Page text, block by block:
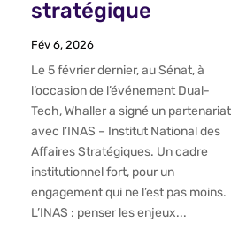
stratégique
Fév 6, 2026
Le 5 février dernier, au Sénat, à
l’occasion de l’événement Dual-
Tech, Whaller a signé un partenariat
avec l’INAS – Institut National des
Affaires Stratégiques. Un cadre
institutionnel fort, pour un
engagement qui ne l’est pas moins.
L’INAS : penser les enjeux...